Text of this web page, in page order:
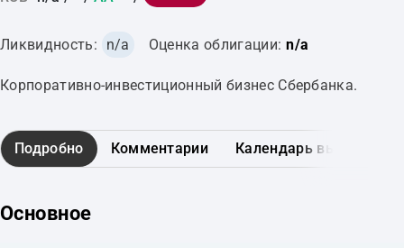
Ликвидность: n/a Оценка облигации: n/a
Корпоративно-инвестиционный бизнес Сбербанка.
Подробно Комментарии Календарь выплат
Основное